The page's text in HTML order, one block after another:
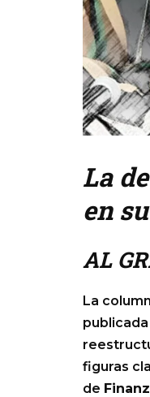
La
en
AL
La
figuras
de